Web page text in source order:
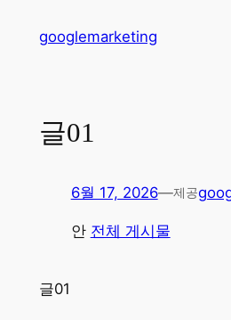
googlemarketing
글01
6월 17, 2026—제공
안 전체 게시물
글01